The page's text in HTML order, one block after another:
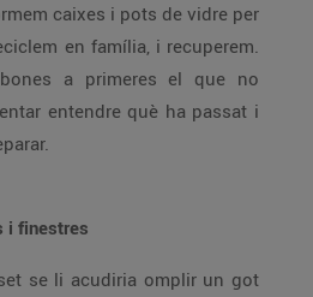
caixes i pots de vidre per
en família, i recuperem.
a primeres el que no
entendre què ha passat i
i finestres
se li acudiria omplir un got